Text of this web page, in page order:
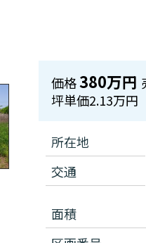
価格380万円
坪単価2.13万円
所在地
交通
面積